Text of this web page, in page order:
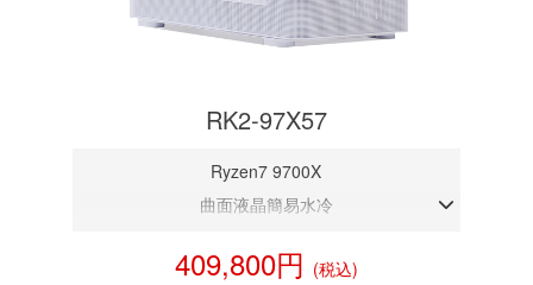
RK2-97X57
Ryzen7 9700X
曲面液晶簡易水冷
RTX 5070 12GB
409,800円 (税込)